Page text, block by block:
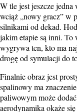
W tle jest jeszcze
wciąż „nowy gracz” w
silnikami od dekad.
jakim etapie są inni. To
wygrywa ten, kto ma
drogę od symulacji do
Finalnie obraz jest
spalinowy ma
paliwowym może
aerodynamika okaże